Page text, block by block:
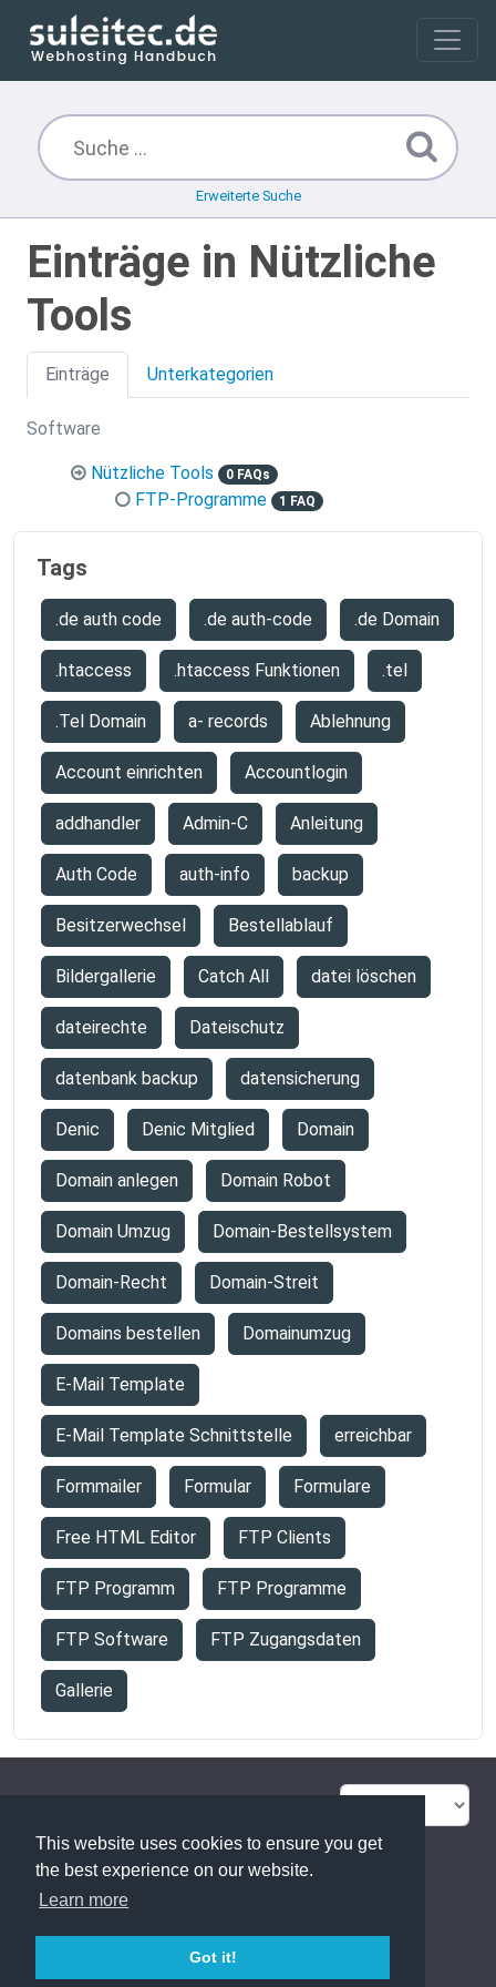
This website uses cookies to ensure you get
the best experience on our website.
Learn more
Got it!
Erweiterte Suche
Einträge in Nützliche
Tools
Einträge Unterkategorien
Software
Nützliche Tools 0 FAQs
FTP-Programme 1 FAQ
Tags
.de auth code .de auth-code .de Domain
.htaccess .htaccess Funktionen .tel
.Tel Domain a- records Ablehnung
Account einrichten Accountlogin
addhandler Admin-C Anleitung
Auth Code auth-info backup
Besitzerwechsel Bestellablauf
Bildergallerie Catch All datei löschen
dateirechte Dateischutz
datenbank backup datensicherung
Denic Denic Mitglied Domain
Domain anlegen Domain Robot
Domain Umzug Domain-Bestellsystem
Domain-Recht Domain-Streit
Domains bestellen Domainumzug
E-Mail Template
E-Mail Template Schnittstelle erreichbar
Formmailer Formular Formulare
Free HTML Editor FTP Clients
FTP Programm FTP Programme
FTP Software FTP Zugangsdaten
Gallerie
Glossar Kontakt
Datenschutzerklärung